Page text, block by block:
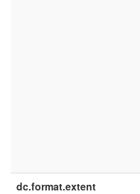
dc.format.extent